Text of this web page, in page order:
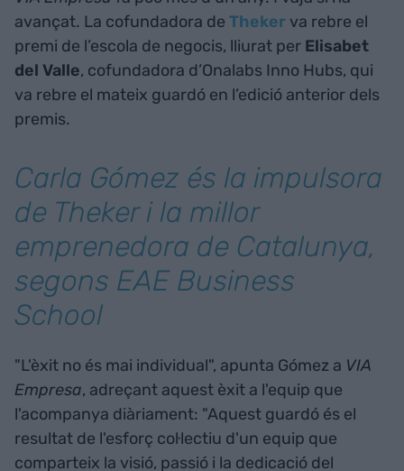
avançat. La cofundadora de Theker va rebre el
premi de l’escola de negocis, lliurat per Elisabet
del Valle, cofundadora d’Onalabs Inno Hubs, qui
va rebre el mateix guardó en l’edició anterior dels
premis.
Carla Gómez és la impulsora
de Theker i la millor
emprenedora de Catalunya,
segons EAE Business
School
"L'èxit no és mai individual", apunta Gómez a VIA
Empresa, adreçant aquest èxit a l'equip que
l'acompanya diàriament: "Aquest guardó és el
resultat de l'esforç col·lectiu d'un equip que
comparteix la visió, passió i la dedicació del